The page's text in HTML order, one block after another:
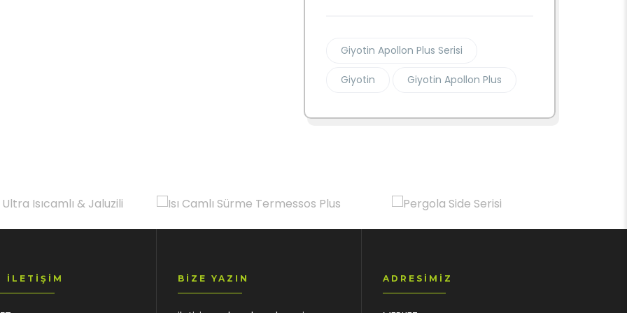
Giyotin Apollon Plus Serisi
Giyotin Giyotin Apollon Plus
İLETIŞIM BIZE YAZIN ADRESIMIZ